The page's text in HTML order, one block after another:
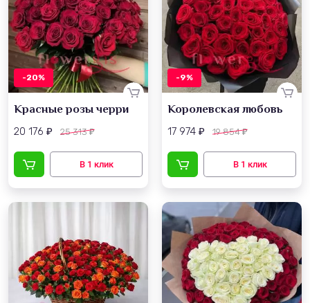
-20%
Красные розы черри
20 176 ₽ 25 313₽
-9%
Королевская любовь
17 974 ₽ 19 854₽